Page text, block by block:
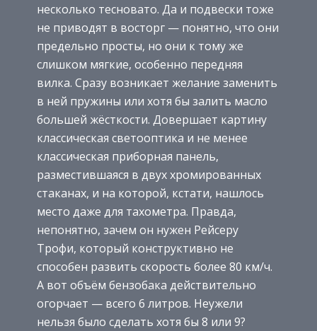
несколько тесновато. Да и подвески тоже
не приводят в восторг — понятно, что они
предельно просты, но они к тому же
слишком мягкие, особенно передняя
вилка. Сразу возникает желание заменить
в ней пружины или хотя бы залить масло
большей жёсткости. Довершает картину
классическая светооптика и не менее
классическая приборная панель,
разместившаяся в двух хромированных
стаканах, и на которой, кстати, нашлось
место даже для тахометра. Правда,
непонятно, зачем он нужен Рейсеру
Трофи, который конструктивно не
способен развить скорость более 80 км/ч.
А вот объём бензобака действительно
огорчает — всего 6 литров. Неужели
нельзя было сделать хотя бы 8 или 9?